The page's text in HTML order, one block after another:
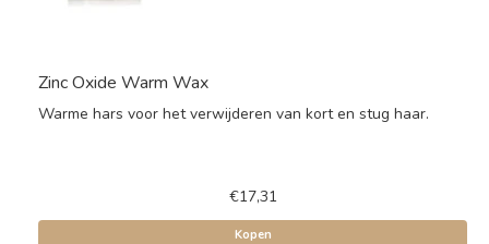
Zinc Oxide Warm Wax
Warme hars voor het verwijderen van kort en stug haar.
€17,31
Kopen